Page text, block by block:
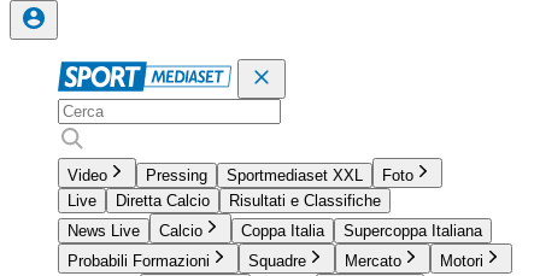
Video Pressing Sportmediaset XXL
Foto
Live
Diretta Calcio
Risultati e Classifiche
News Live
Calcio Coppa Italia
Supercoppa Italiana
Probabili Formazioni
Squadre Mercato
Motori